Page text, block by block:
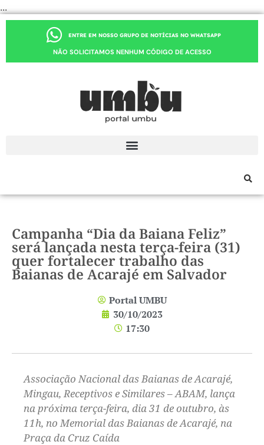
...
ENTRE EM NOSSO GRUPO DE NOTÍCIAS NO WHATSAPP
NÃO SOLICITAMOS NENHUM CÓDIGO DE ACESSO
Campanha “Dia da Baiana Feliz”
será lançada nesta terça-feira (31)
quer fortalecer trabalho das
Baianas de Acarajé em Salvador
Portal UMBU
30/10/2023
17:30
Associação Nacional das Baianas de Acarajé,
Mingau, Receptivos e Similares – ABAM, lança
na próxima terça-feira, dia 31 de outubro, às
11h, no Memorial das Baianas de Acarajé, na
Praça da Cruz Caída